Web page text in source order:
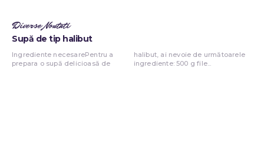
Diverse Noutati
Supă de tip halibut
Ingrediente necesarePentru a
prepara o supă delicioasă de
halibut, ai nevoie de următoarele
ingrediente: 500 g file...